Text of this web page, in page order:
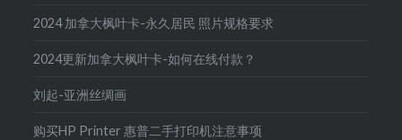
2024 加拿大枫叶卡-永久居民 照片规格要求
2024更新加拿大枫叶卡-如何在线付款？
刘起-亚洲丝绸画
购买HP Printer 惠普二手打印机注意事项